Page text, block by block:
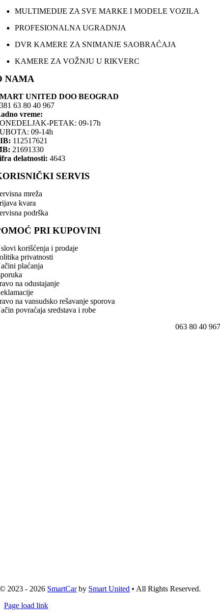
MULTIMEDIJE ZA SVE MARKE I MODELE VOZILA
PROFESIONALNA UGRADNJA
DVR KAMERE ZA SNIMANJE SAOBRAĆAJA
KAMERE ZA VOŽNJU U RIKVERC
NAMA
UNITED DOO BEOGRAD
63 80 40 967
vreme:
PETAK: 09-17h
09-14h
112517621
21691330
delatnosti: 4643
SERVIS
mreža
kvara
podrška
PRI KUPOVINI
korišćenja i prodaje
privatnosti
plaćanja
na odustajanje
na vansudsko rešavanje sporova
povraćaja sredstava i robe
063 80 40 967
© 2023 - 2026 SmartCarby Smart United • All Rights Reserved.
Page load link